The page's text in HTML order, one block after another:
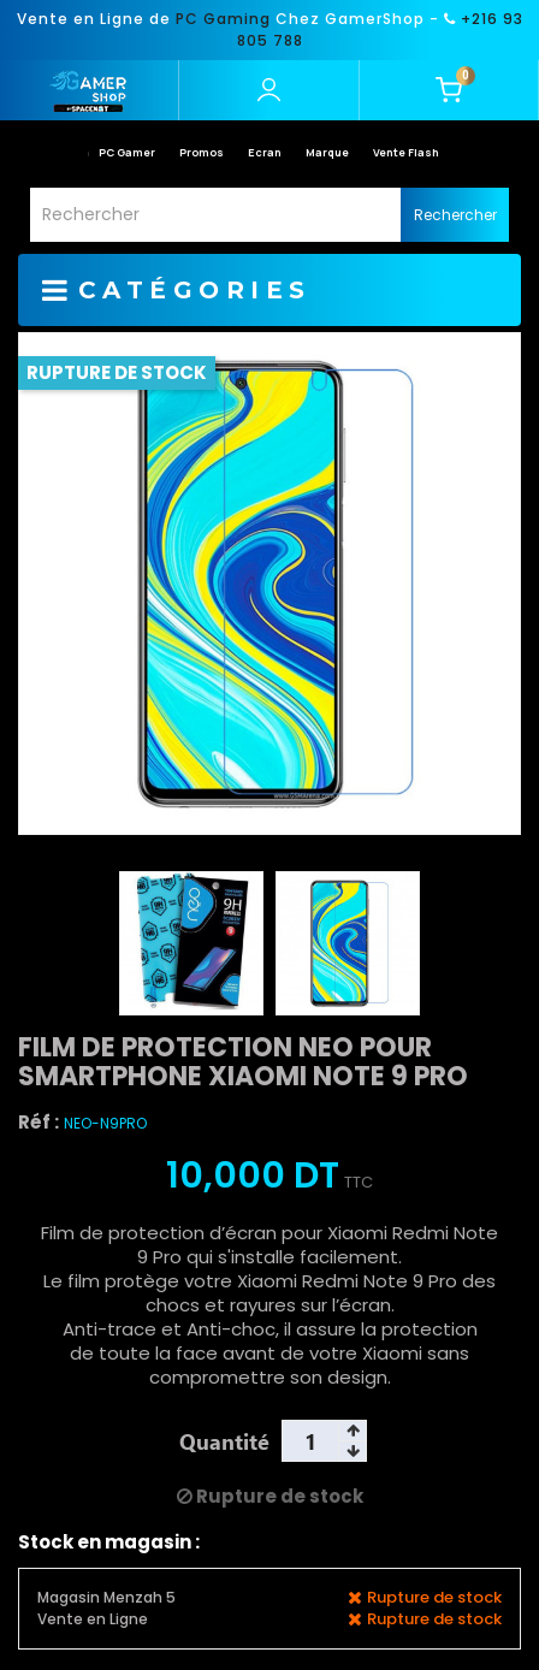
Vente en Ligne de PC Gaming Chez GamerShop -
+216 93
805 788
0
PC Gamer Promos Ecran Marque Vente Flash
Rechercher
CATÉGORIES
RUPTURE DE STOCK
FILM DE PROTECTION NEO POUR
SMARTPHONE XIAOMI NOTE 9 PRO
Réf : NEO-N9PRO
10,000 DT TTC
Film de protection d’écran pour Xiaomi Redmi Note
9 Pro qui s'installe facilement.
Le film protège votre Xiaomi Redmi Note 9 Pro des
chocs et rayures sur l’écran.
Anti-trace et Anti-choc, il assure la protection
de toute la face avant de votre Xiaomi sans
compromettre son design.
Quantité
Rupture de stock
Stock en magasin :
Magasin Menzah 5 Rupture de stock
Vente en Ligne Rupture de stock